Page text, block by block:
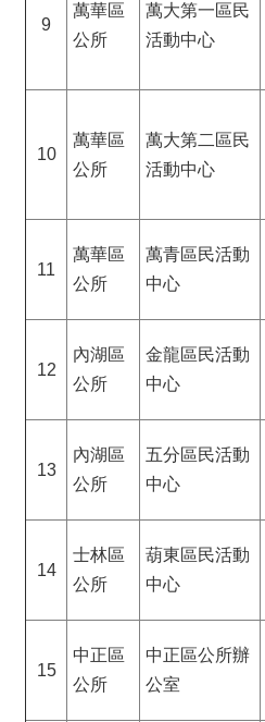
9
萬華區
公所
萬大第一區民
活動中心
10
萬華區
公所
萬大第二區民
活動中心
11
萬華區
公所
萬青區民活動
中心
12
內湖區
公所
金龍區民活動
中心
13
內湖區
公所
五分區民活動
中心
14
士林區
公所
葫東區民活動
中心
15
中正區
公所
中正區公所辦
公室